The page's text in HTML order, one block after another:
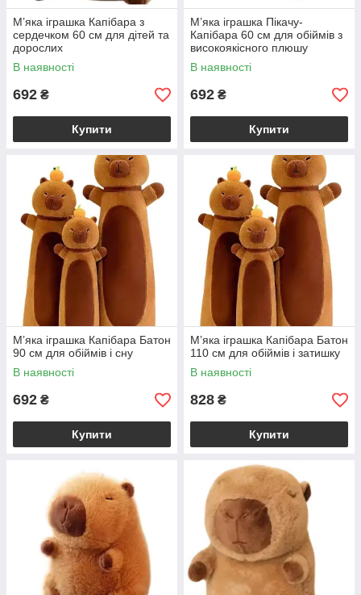
М’яка іграшка Капібара з
сердечком 60 см для дітей та
дорослих
В наявності
692 ₴
Купити
М’яка іграшка Пікачу-
Капібара 60 см для обіймів з
високоякісного плюшу
гіпоалергенна
В наявності
692 ₴
Купити
М’яка іграшка Капібара Батон
90 см для обіймів і сну
В наявності
692 ₴
Купити
М’яка іграшка Капібара Батон
110 см для обіймів і затишку
В наявності
828 ₴
Купити